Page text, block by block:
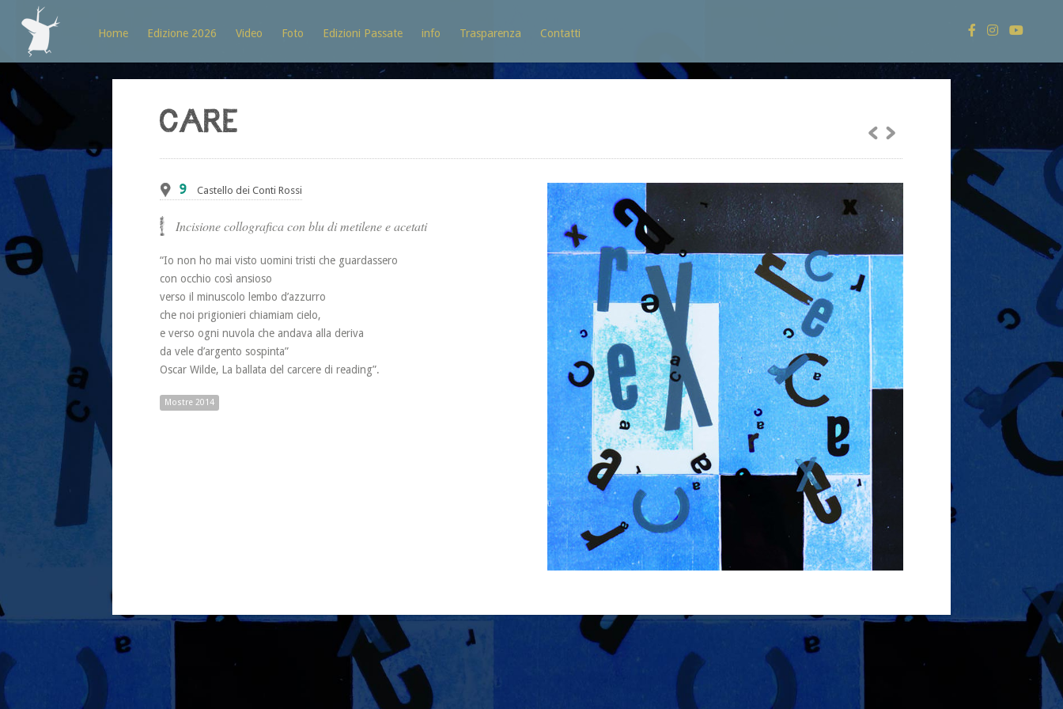
Home Edizione 2026 Video Foto Edizioni Passate info Trasparenza Contatti
CARE
9 Castello dei Conti Rossi
Incisione collografica con blu di metilene e acetati
“Io non ho mai visto uomini tristi che guardassero
con occhio così ansioso
verso il minuscolo lembo d’azzurro
che noi prigionieri chiamiam cielo,
e verso ogni nuvola che andava alla deriva
da vele d’argento sospinta”
Oscar Wilde, La ballata del carcere di reading”.
Mostre 2014